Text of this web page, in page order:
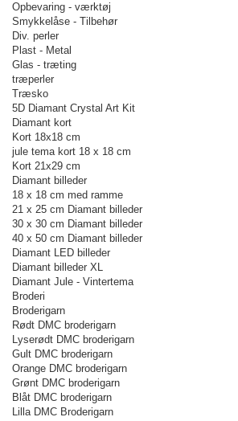
Opbevaring - værktøj
Smykkelåse - Tilbehør
Div. perler
Plast - Metal
Glas - træting
træperler
Træsko
5D Diamant Crystal Art Kit
Diamant kort
Kort 18x18 cm
jule tema kort 18 x 18 cm
Kort 21x29 cm
Diamant billeder
18 x 18 cm med ramme
21 x 25 cm Diamant billeder
30 x 30 cm Diamant billeder
40 x 50 cm Diamant billeder
Diamant LED billeder
Diamant billeder XL
Diamant Jule - Vintertema
Broderi
Broderigarn
Rødt DMC broderigarn
Lyserødt DMC broderigarn
Gult DMC broderigarn
Orange DMC broderigarn
Grønt DMC broderigarn
Blåt DMC broderigarn
Lilla DMC Broderigarn